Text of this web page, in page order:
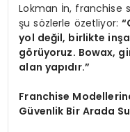
Lokman İn, franchise
şu sözlerle özetliyor:
yol değil, birlikte
görüyoruz. Bowax,
alan yapıdır.”
Franchise
Güvenlik Bir Arada